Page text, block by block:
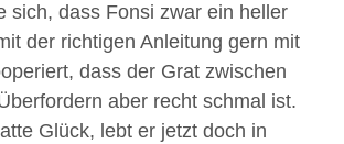
sich, dass Fonsi zwar ein heller
der richtigen Anleitung gern mit
dass der Grat zwischen
aber recht schmal ist.
Glück, lebt er jetzt doch in